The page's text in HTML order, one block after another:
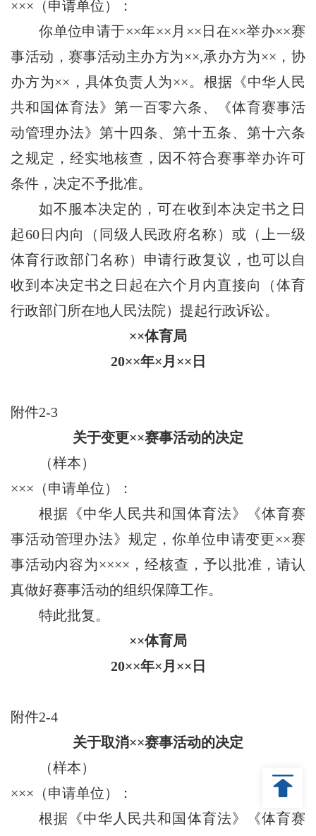
×××（申请单位）：
你单位申请于××年××月××日在××举办××赛
事活动，赛事活动主办方为××,承办方为××，协
办方为××，具体负责人为××。根据《中华人民
共和国体育法》第一百零六条、《体育赛事活
动管理办法》第十四条、第十五条、第十六条
之规定，经实地核查，因不符合赛事举办许可
条件，决定不予批准。
如不服本决定的，可在收到本决定书之日
起60日内向（同级人民政府名称）或（上一级
体育行政部门名称）申请行政复议，也可以自
收到本决定书之日起在六个月内直接向（体育
行政部门所在地人民法院）提起行政诉讼。
××体育局
20××年×月××日
附件2-3
关于变更××赛事活动的决定
（样本）
×××（申请单位）：
根据《中华人民共和国体育法》《体育赛
事活动管理办法》规定，你单位申请变更××赛
事活动内容为××××，经核查，予以批准，请认
真做好赛事活动的组织保障工作。
特此批复。
××体育局
20××年×月××日
附件2-4
关于取消××赛事活动的决定
（样本）
×××（申请单位）：
根据《中华人民共和国体育法》《体育赛